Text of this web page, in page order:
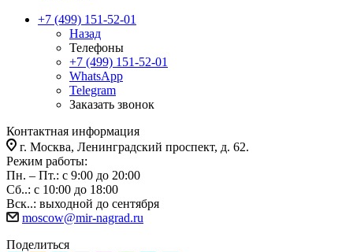
+7 (499) 151-52-01
Назад
Телефоны
+7 (499) 151-52-01
WhatsApp
Telegram
Заказать звонок
Контактная информация
г. Москва, Ленинградский проспект, д. 62.
Режим работы:
Пн. – Пт.: с 9:00 до 20:00
Сб..: с 10:00 до 18:00
Вск..: выходной до сентября
moscow@mir-nagrad.ru
Поделиться